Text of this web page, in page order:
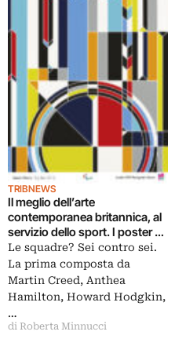
TRIBNEWS
Il meglio dell’arte
contemporanea britannica, al
servizio dello sport. I poster di
Olimpiadi e Paralimpiadi? Li
disegnano Martin Creed,
Tracey Emin, Gary Hume
Le squadre? Sei contro sei.
La prima composta da
Martin Creed, Anthea
Hamilton, Howard Hodgkin,
…
di Roberta Minnucci